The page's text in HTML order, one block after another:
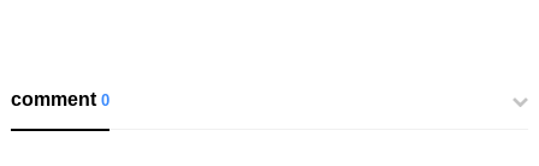
comment0